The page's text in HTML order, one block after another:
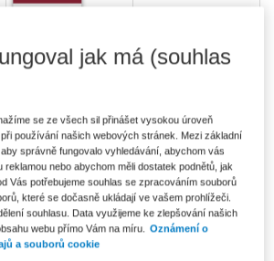
předpisy pro
2 110 Kč
Ušetříte 527 Kč
Původně 2 637 Kč
předpisy pro
k dispozici
v období od 1.8. do 21.8. z technických
vystavovat daňové doklady. Budou vám
jak má (souhlas
se ze všech sil přinášet vysokou úroveň
používání našich webových stránek. Mezi základní
správně fungovalo vyhledávání, abychom vás
reklamou nebo abychom měli dostatek podnětů, jak
Vás potřebujeme souhlas se zpracováním souborů
které se dočasně ukládají ve vašem prohlížeči.
souhlasu. Data využijeme ke zlepšování našich
webu přímo Vám na míru. Oznámení o
a souborů cookie